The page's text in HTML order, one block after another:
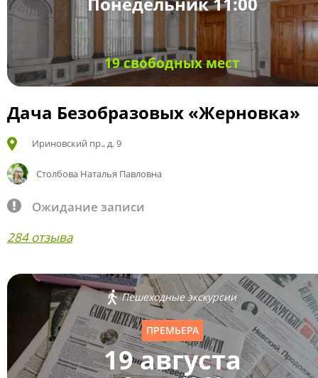
19 свободных мест
Дача Безобразовых «Жерновка»
Ириновский пр., д. 9
Столбова Наталья Павловна
Ожидание записи
284 отзыва
Пешеходные экскурсии
ПРЕМЬЕРА
19 августа